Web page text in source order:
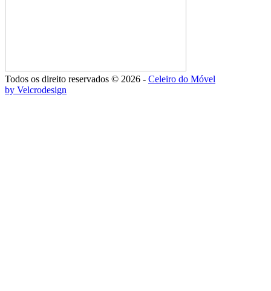
Todos os direito reservados © 2026 - Celeiro do Móvel
by Velcrodesign